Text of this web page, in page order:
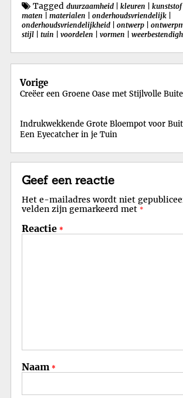
Tagged duurzaamheid kleuren
maten
materialen onderhoudsvriendelijk
onderhoudsvriendelijkheid
ontwerp
stijl
tuin voordelen vormen
Berichtnavigatie
Vorige
Creëer een Groene Oase met Stijlvolle
Indrukwekkende Grote Bloempot voor
Een Eyecatcher in je Tuin
Geef een reactie
Het e-mailadres wordt niet
velden zijn gemarkeerd met *
Reactie *
Naam *